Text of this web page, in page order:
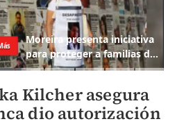
Kilcher asegura
dio autorización